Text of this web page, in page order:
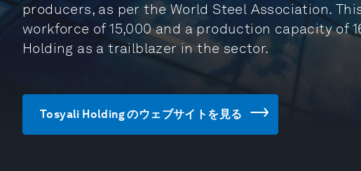
producers, as per the World Steel Association.
workforce of 15,000 and a production capacity of
Holding as a trailblazer in the sector.
Tosyali Holding のウェブサイトを見る